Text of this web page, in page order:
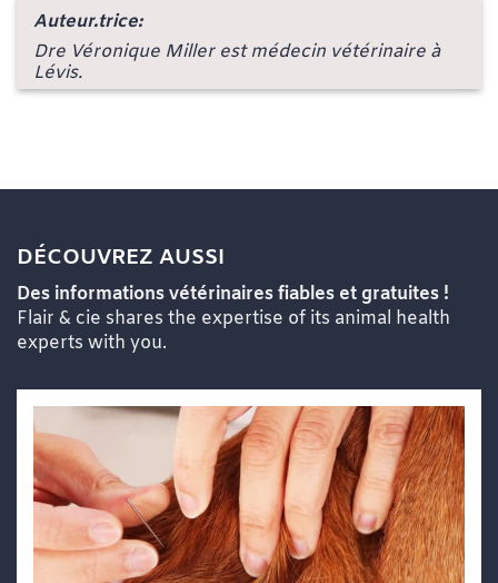
Auteur.trice:
Dre Véronique Miller est médecin vétérinaire à
Lévis.
DÉCOUVREZ AUSSI
Des informations vétérinaires fiables et gratuites !
Flair & cie shares the expertise of its animal health
experts with you.